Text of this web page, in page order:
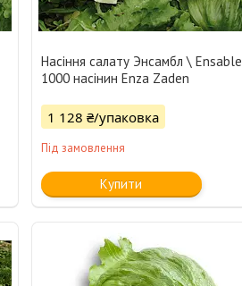
Насіння салату Энсамбл \ Ensable
1000 насінин Enza Zaden
1 128 ₴/упаковка
Під замовлення
Купити